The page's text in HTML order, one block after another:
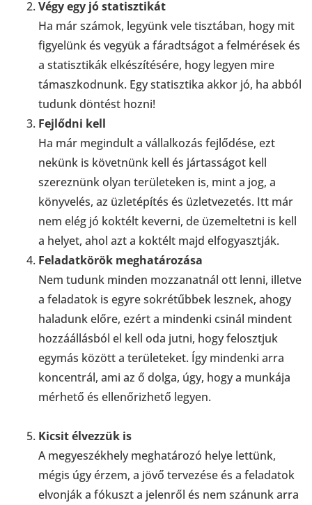
Végy egy jó statisztikát
Ha már számok, legyünk vele tisztában, hogy mit
figyelünk és vegyük a fáradtságot a felmérések és
a statisztikák elkészítésére, hogy legyen mire
támaszkodnunk. Egy statisztika akkor jó, ha abból
tudunk döntést hozni!
Fejlődni kell
Ha már megindult a vállalkozás fejlődése, ezt
nekünk is követnünk kell és jártasságot kell
szereznünk olyan területeken is, mint a jog, a
könyvelés, az üzletépítés és üzletvezetés. Itt már
nem elég jó koktélt keverni, de üzemeltetni is kell
a helyet, ahol azt a koktélt majd elfogyasztják.
Feladatkörök meghatározása
Nem tudunk minden mozzanatnál ott lenni, illetve
a feladatok is egyre sokrétűbbek lesznek, ahogy
haladunk előre, ezért a mindenki csinál mindent
hozzáállásból el kell oda jutni, hogy felosztjuk
egymás között a területeket. Így mindenki arra
koncentrál, ami az ő dolga, úgy, hogy a munkája
mérhető és ellenőrizhető legyen.
Kicsit élvezzük is
A megyeszékhely meghatározó helye lettünk,
mégis úgy érzem, a jövő tervezése és a feladatok
elvonják a fókuszt a jelenről és nem szánunk arra